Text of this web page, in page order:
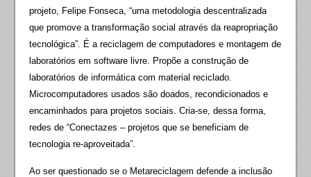
projeto, Felipe Fonseca, “uma metodologia descentralizada
que promove a transformação social através da reapropriação
tecnológica”. É a reciclagem de computadores e montagem de
laboratórios em software livre. Propõe a construção de
laboratórios de informática com material reciclado.
Microcomputadores usados são doados, recondicionados e
encaminhados para projetos sociais. Cria-se, dessa forma,
redes de “Conectazes – projetos que se beneficiam de
tecnologia re-aproveitada”.
Ao ser questionado se o Metareciclagem defende a inclusão